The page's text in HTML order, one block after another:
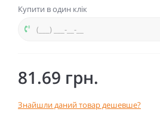
Купити в один клік
81.69 грн.
Знайшли даний товар дешевше?